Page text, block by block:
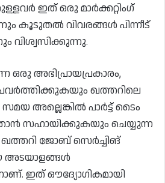
ഇത് ഒരു മാർക്കറ്റിംഗ്
കൂടുതൽ വിവരങ്ങൾ പിന്നീട്
വിശ്വസിക്കുന്നു.
ഒരു അഭിപ്രായപ്രകാരം,
ഖത്തറിലെ
അല്ലെങ്കിൽ പാർട്ട് ടൈം
സഹായിക്കുകയും ചെയ്യുന്ന
ഖത്തറി ജോബ് സെർച്ചിങ്
ഇത് ഔദ്യോഗികമായി